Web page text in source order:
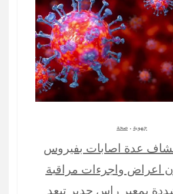
جهوية . صحة
عدة اصابات بفيروس
اعراض واجرءات مراقبة
بمعبر راس جدير تبعد